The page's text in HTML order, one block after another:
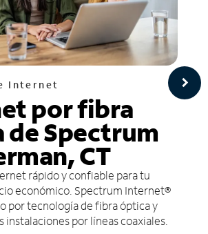
Internet
por fibra
de Spectrum
CT
rápido y confiable para tu
económico. Spectrum Internet®
por tecnología de fibra óptica y
instalaciones por líneas coaxiales.